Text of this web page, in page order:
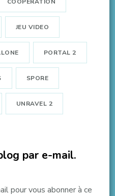
JEU VIDEO
PORTAL 2
SPORE
UNRAVEL 2
par e-mail.
pour vous abonner à ce